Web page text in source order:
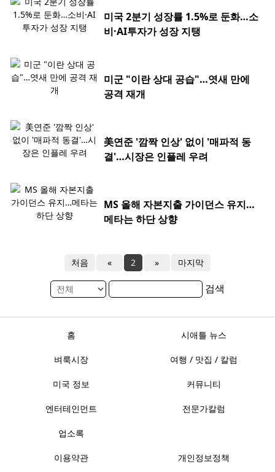
미국 2분기 성장률 1.5%로 둔화…소
비·AI투자가 성장 지탱
미군 "이란 상대 공습"…엿새 만에
공격 재개
美연준 '깜짝 인상' 없이 '매파적 동
결'…시장은 인플레 우려
MS 올해 자본지출 가이던스 유지…
메타는 하단 상향
처음 « 2 » 마지막
검색
홈 시애틀 뉴스
벼룩시장 여행 / 맛집 / 칼럼
미국 정보 커뮤니티
엔터테인먼트 전문가칼럼
업소록
이용약관 개인정보정책